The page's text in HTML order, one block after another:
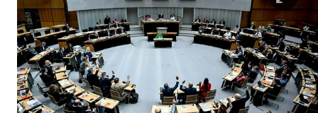
wahrheit
verlag
verlag
veranstaltungen